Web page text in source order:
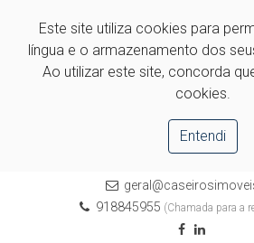
Este site utiliza cookies para
língua e o armazenamento dos
Ao utilizar este site, concorda
cookies.
Entendi
918845955 (Chamada para a